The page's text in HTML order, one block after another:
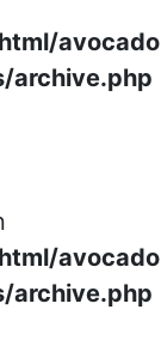
archive.php
archive.php